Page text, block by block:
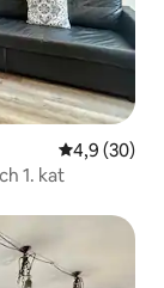
5 üzerinden
4,9 (30)
1. kat